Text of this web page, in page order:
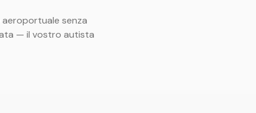
aeroportuale senza
— il vostro autista